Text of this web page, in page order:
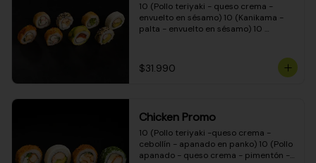
10 (Pollo teriyaki - queso crema -
envuelto en sésamo) 10 (Kanikama -
palta - envuelto en sésamo) 10
envuelto en queso crema) 10
(Camarón - queso crema - cebollín -
teriyaki - queso crema - cebollín -
envuelto en masa tempura) 10
(Pimentón - queso crema - cebollín -
envuelto en masa tempura)
$31.990
Chicken Promo
10 (Pollo teriyaki -queso crema -
cebollín - apanado en panko) 10 (Pollo
apanado - queso crema - pimentón -